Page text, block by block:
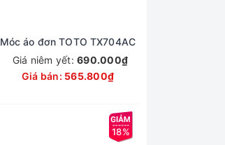
Móc áo đơn TOTO TX704AC
Giá niêm yết:690.000₫
Giá bán: 565.800₫
18%